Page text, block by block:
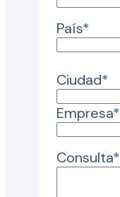
País*
Ciudad*
Empresa*
Consulta*